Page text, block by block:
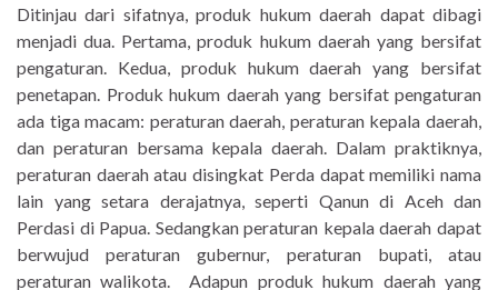
Ditinjau dari sifatnya, produk hukum daerah dapat dibagi
menjadi dua. Pertama, produk hukum daerah yang bersifat
pengaturan. Kedua, produk hukum daerah yang bersifat
penetapan. Produk hukum daerah yang bersifat pengaturan
ada tiga macam: peraturan daerah, peraturan kepala daerah,
dan peraturan bersama kepala daerah. Dalam praktiknya,
peraturan daerah atau disingkat Perda dapat memiliki nama
lain yang setara derajatnya, seperti Qanun di Aceh dan
Perdasi di Papua. Sedangkan peraturan kepala daerah dapat
berwujud peraturan gubernur, peraturan bupati, atau
peraturan walikota. Adapun produk hukum daerah yang